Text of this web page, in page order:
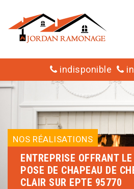
indisponible
NOS RÉALISATIONS
ENTREPRISE OFFRANT
POSE DE CHAPEAU DE
CLAIR SUR EPTE 95770